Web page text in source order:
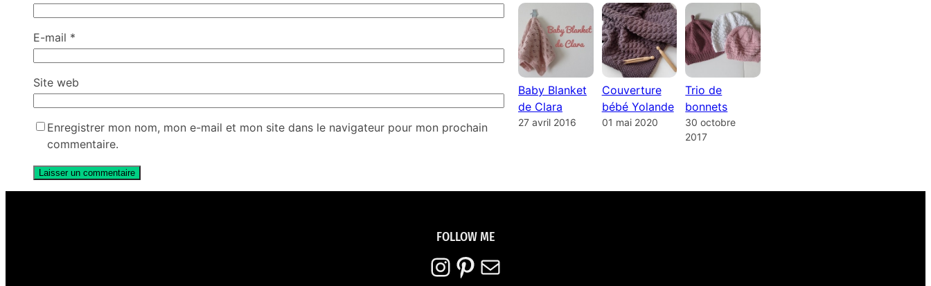
E-mail *
Site web
Enregistrer mon nom, mon e-mail et mon site dans le navigateur pour mon prochain
commentaire.
Baby Blanket
de Clara
27 avril 2016
Couverture
bébé Yolande
01 mai 2020
Trio de
bonnets
30 octobre
2017
FOLLOW ME
Instagram Pinterest E-mail